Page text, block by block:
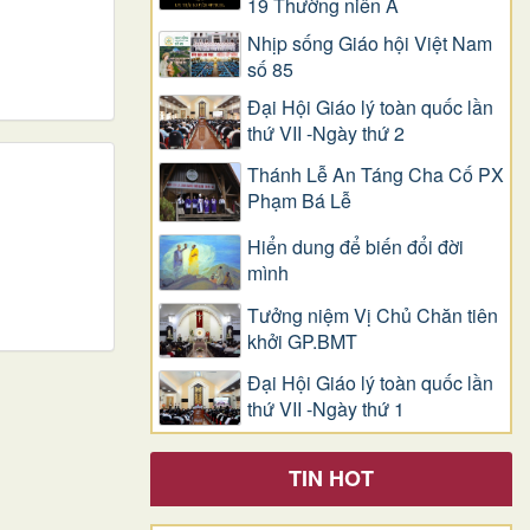
Nhịp sống Giáo hội Việt Nam
số 85
Đại Hội Giáo lý toàn quốc lần
thứ VII -Ngày thứ 2
Thánh Lễ An Táng Cha Cố PX
Phạm Bá Lễ
Hiển dung để biến đổi đời
mình
Tưởng niệm Vị Chủ Chăn tiên
khởi GP.BMT
Đại Hội Giáo lý toàn quốc lần
thứ VII -Ngày thứ 1
TIN HOT